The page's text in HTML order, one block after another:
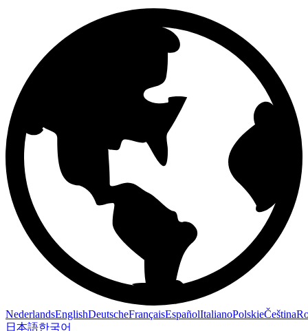
NederlandsEnglishDeutscheFrançaisEspañolItalianoPolskieČeština
日本語한국어